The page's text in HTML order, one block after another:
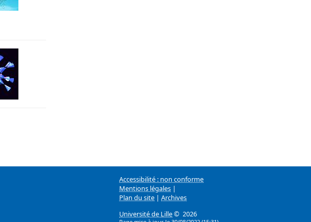
Accessibilité : non conforme
Mentions légales |
Plan du site | Archives
Université de Lille© 2026